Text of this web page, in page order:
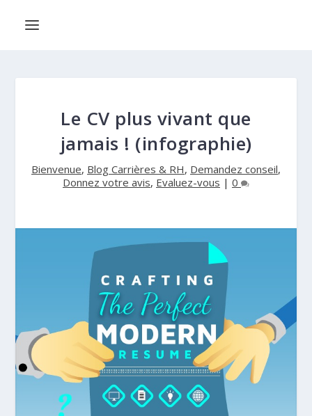
Le CV plus vivant que
jamais ! (infographie)
Bienvenue, Blog Carrières & RH, Demandez conseil,
Donnez votre avis, Evaluez-vous | 0